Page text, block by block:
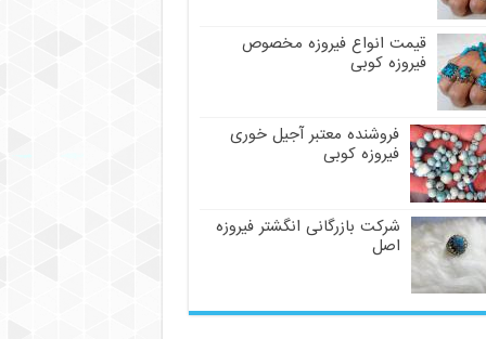
قیمت انواع فیروزه مخصوص
فیروزه کوبی
فروشنده معتبر آجیل خوری
فیروزه کوبی
شرکت بازرگانی انگشتر فیروزه
اصل